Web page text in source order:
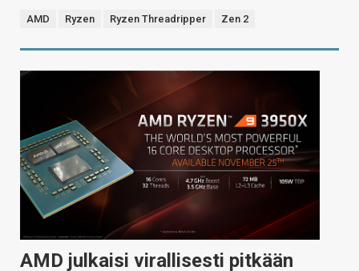
AMD Ryzen Ryzen Threadripper Zen 2
AMD julkaisi virallisesti pitkään